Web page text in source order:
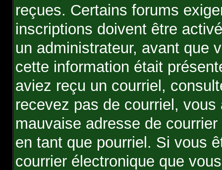
reçues. Certains forums
inscriptions doivent être
un administrateur, avant que
cette information était
aviez reçu un courriel,
recevez pas de courriel,
mauvaise adresse de
en tant que pourriel. Si vous
courrier électronique que